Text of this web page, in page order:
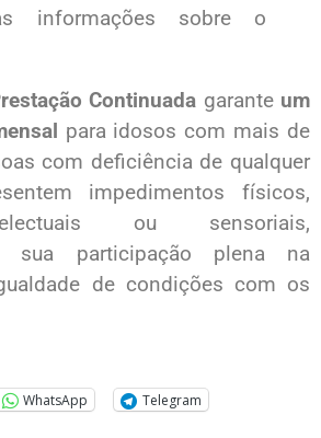
informações sobre o
Continuada garante um
para idosos com mais de
com deficiência de qualquer
impedimentos físicos,
ou sensoriais,
sua participação plena na
de condições com os
WhatsApp Telegram